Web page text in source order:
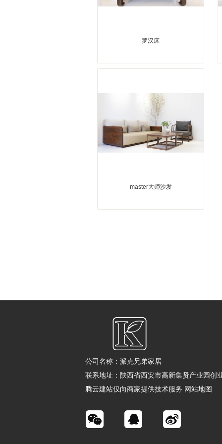
罗汉床
master大师沙发
公司名称：派克兄弟家居
联系地址：陕西省西安市高新集贤产业园创
腾云建站仅向商家提供技术服务 网站地图